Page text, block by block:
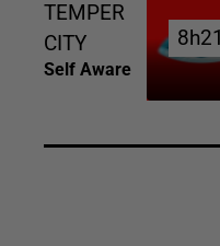
TEMPER
CITY
Self Aware
8h21
8h21